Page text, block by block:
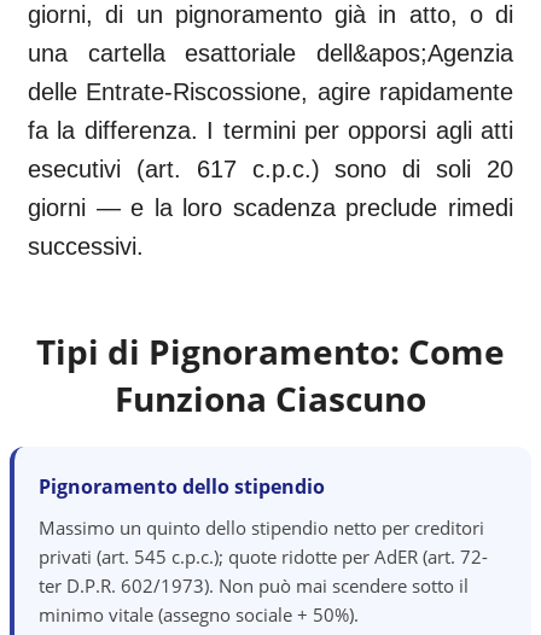
giorni, di un pignoramento già in atto, o di
una cartella esattoriale dell&apos;Agenzia
delle Entrate-Riscossione, agire rapidamente
fa la differenza. I termini per opporsi agli atti
esecutivi (art. 617 c.p.c.) sono di soli 20
giorni — e la loro scadenza preclude rimedi
successivi.
Tipi di Pignoramento: Come
Funziona Ciascuno
Pignoramento dello stipendio
Massimo un quinto dello stipendio netto per creditori
privati (art. 545 c.p.c.); quote ridotte per AdER (art. 72-
ter D.P.R. 602/1973). Non può mai scendere sotto il
minimo vitale (assegno sociale + 50%).